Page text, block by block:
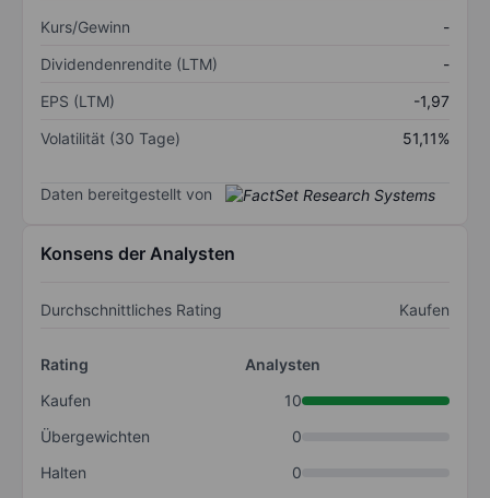
Kurs/Gewinn
-
Dividendenrendite (LTM)
-
EPS (LTM)
-1,97
Volatilität (30 Tage)
51,11%
Daten bereitgestellt von
Konsens der Analysten
Durchschnittliches Rating Kaufen
Rating
Analysten
Kaufen
10
Übergewichten
0
Halten
0